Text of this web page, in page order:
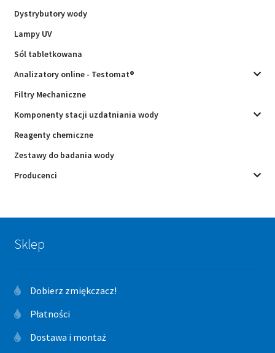
Dystrybutory wody
Lampy UV
Sól tabletkowana
Analizatory online - Testomat®
Filtry Mechaniczne
Komponenty stacji uzdatniania wody
Reagenty chemiczne
Zestawy do badania wody
Producenci
Sklep
Dobierz zmiękczacz!
Płatności
Dostawa i montaż